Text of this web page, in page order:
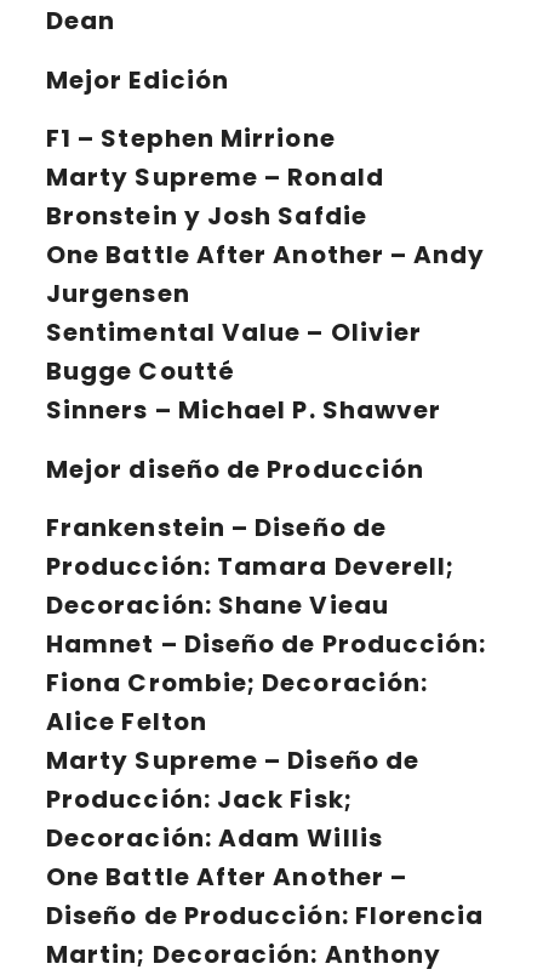
Dean
Mejor Edición
F1 – Stephen Mirrione
Marty Supreme – Ronald
Bronstein y Josh Safdie
One Battle After Another – Andy
Jurgensen
Sentimental Value – Olivier
Bugge Coutté
Sinners – Michael P. Shawver
Mejor diseño de Producción
Frankenstein – Diseño de
Producción: Tamara Deverell;
Decoración: Shane Vieau
Hamnet – Diseño de Producción:
Fiona Crombie; Decoración:
Alice Felton
Marty Supreme – Diseño de
Producción: Jack Fisk;
Decoración: Adam Willis
One Battle After Another –
Diseño de Producción: Florencia
Martin; Decoración: Anthony